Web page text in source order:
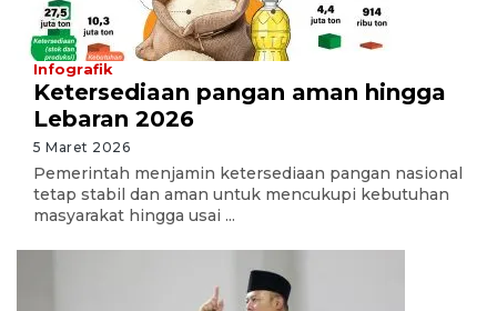
Infografik
Ketersediaan pangan aman hingga
Lebaran 2026
5 Maret 2026
Pemerintah menjamin ketersediaan pangan nasional
tetap stabil dan aman untuk mencukupi kebutuhan
masyarakat hingga usai ...